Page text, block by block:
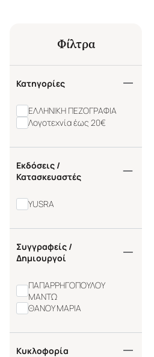
Φίλτρα
Κατηγορίες
ΕΛΛΗΝΙΚΗ ΠΕΖΟΓΡΑΦΙΑ
Λογοτεχνία έως 20€
Εκδόσεις /
Κατασκευαστές
YUSRA
Συγγραφείς /
Δημιουργοί
ΠΑΠΑΡΡΗΓΟΠΟΥΛΟΥ
ΜΑΝΤΩ
ΘΑΝΟΥ ΜΑΡΙΑ
Κυκλοφορία